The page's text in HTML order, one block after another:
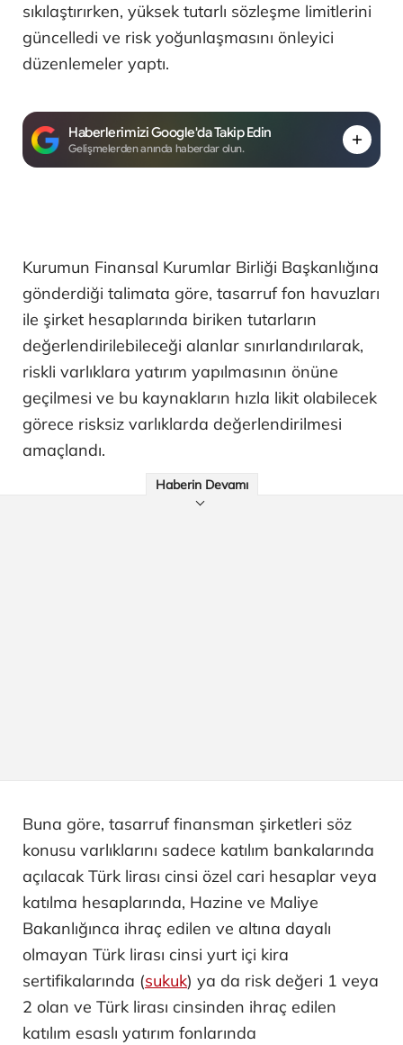
sıkılaştırırken, yüksek tutarlı sözleşme limitlerini
güncelledi ve risk yoğunlaşmasını önleyici
düzenlemeler yaptı.
Haberlerimizi Google'da Takip Edin
Gelişmelerden anında haberdar olun.
Kurumun Finansal Kurumlar Birliği Başkanlığına
gönderdiği talimata göre, tasarruf fon havuzları
ile şirket hesaplarında biriken tutarların
değerlendirilebileceği alanlar sınırlandırılarak,
riskli varlıklara yatırım yapılmasının önüne
geçilmesi ve bu kaynakların hızla likit olabilecek
görece risksiz varlıklarda değerlendirilmesi
amaçlandı.
Haberin Devamı
Buna göre, tasarruf finansman şirketleri söz
konusu varlıklarını sadece katılım bankalarında
açılacak Türk lirası cinsi özel cari hesaplar veya
katılma hesaplarında, Hazine ve Maliye
Bakanlığınca ihraç edilen ve altına dayalı
olmayan Türk lirası cinsi yurt içi kira
sertifikalarında (sukuk) ya da risk değeri 1 veya
2 olan ve Türk lirası cinsinden ihraç edilen
katılım esaslı yatırım fonlarında